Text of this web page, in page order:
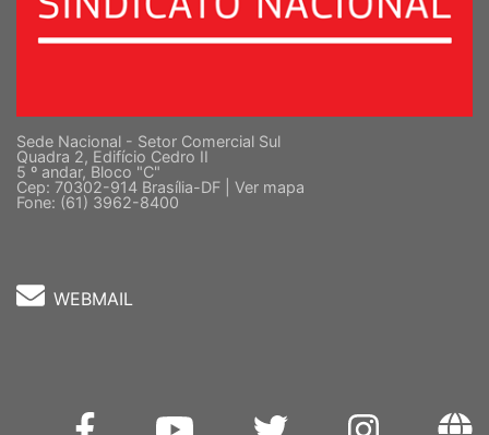
Sede Nacional - Setor Comercial Sul
Quadra 2, Edifício Cedro II
5 º andar, Bloco "C"
Cep: 70302-914 Brasília-DF | Ver mapa
Fone: (61) 3962-8400
WEBMAIL